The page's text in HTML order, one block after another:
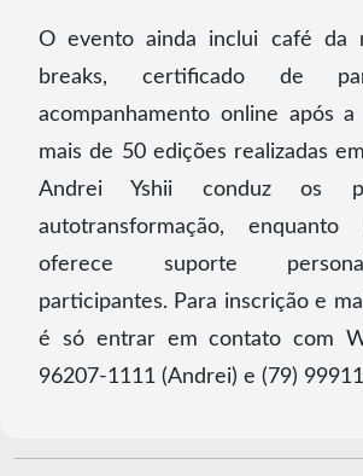
O evento ainda inclui café da
breaks, certificado de
acompanhamento online após a
mais de 50 edições realizadas
Andrei Yshii conduz os
autotransformação,
oferece suporte
participantes. Para inscrição e
é só entrar em contato com
96207-1111 (Andrei) e (79)